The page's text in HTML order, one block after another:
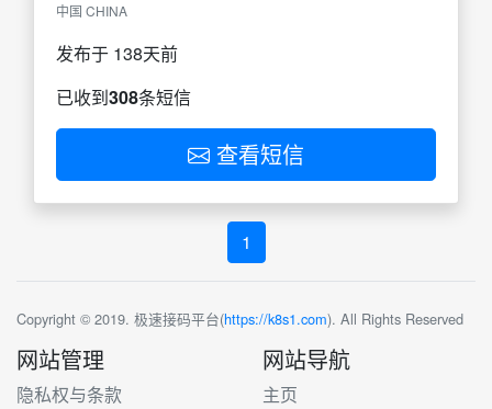
中国 CHINA
发布于 138天前
已收到308条短信
查看短信
1
Copyright © 2019. 极速接码平台(https://k8s1.com). All Rights Reserved
网站管理
隐私权与条款
网站导航
主页